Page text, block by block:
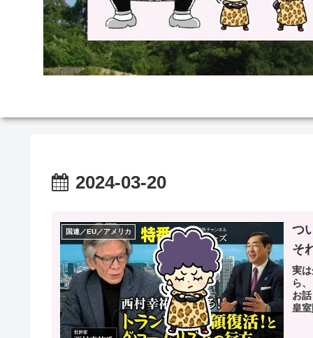
2024-03-20
国連／EU／アメリカ
つ
そ
実
ら
お
皇